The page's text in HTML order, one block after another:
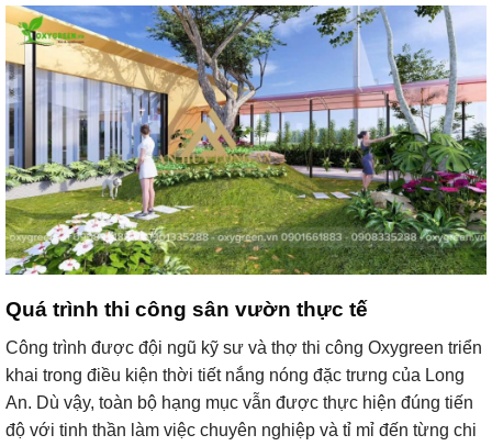
Quá trình thi công sân vườn thực tế
Công trình được đội ngũ kỹ sư và thợ thi công Oxygreen triển
khai trong điều kiện thời tiết nắng nóng đặc trưng của Long
An. Dù vậy, toàn bộ hạng mục vẫn được thực hiện đúng tiến
độ với tinh thần làm việc chuyên nghiệp và tỉ mỉ đến từng chi